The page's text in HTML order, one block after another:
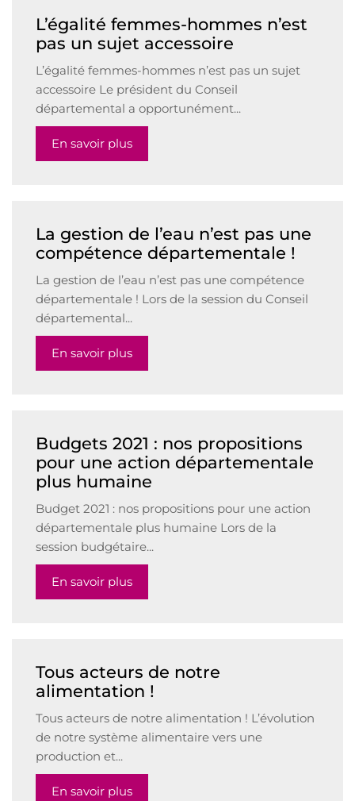
L’égalité femmes-hommes n’est
pas un sujet accessoire
L’égalité femmes-hommes n’est pas un sujet
accessoire Le président du Conseil
départemental a opportunément...
En savoir plus
La gestion de l’eau n’est pas une
compétence départementale !
La gestion de l’eau n’est pas une compétence
départementale ! Lors de la session du Conseil
départemental...
En savoir plus
Budgets 2021 : nos propositions
pour une action départementale
plus humaine
Budget 2021 : nos propositions pour une action
départementale plus humaine Lors de la
session budgétaire...
En savoir plus
Tous acteurs de notre
alimentation !
Tous acteurs de notre alimentation ! L’évolution
de notre système alimentaire vers une
production et...
En savoir plus